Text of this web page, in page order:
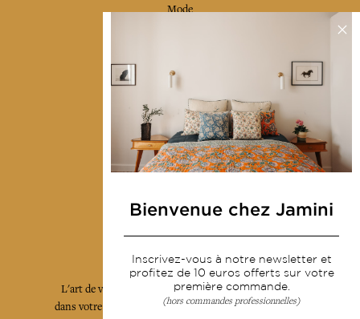
Mode
Livraison & retour
CGV
Devenir revendeur
Notre communauté
L'art de vivre JAMINI raconté avec poésie et élégance
dans votre boîte mail. Inscrivez vous à notre newsletter
Bienvenue chez Jamini
Inscrivez-vous à notre newsletter et
profitez de 10 euros offerts sur votre
première commande.
(hors commandes professionnelles)